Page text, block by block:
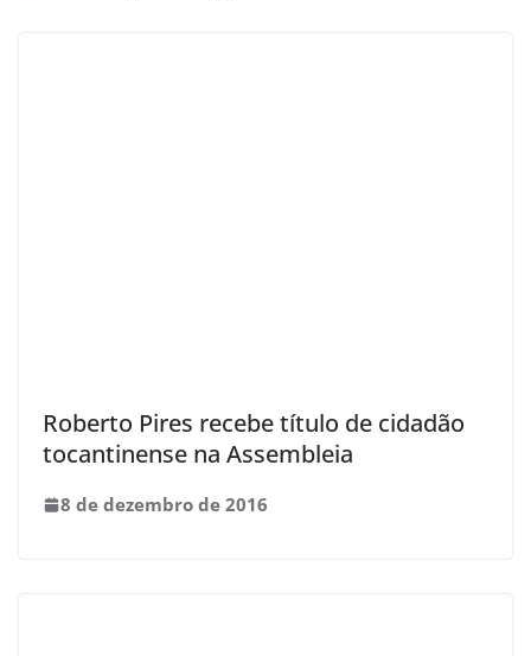
Roberto Pires recebe título de cidadão
tocantinense na Assembleia
8 de dezembro de 2016